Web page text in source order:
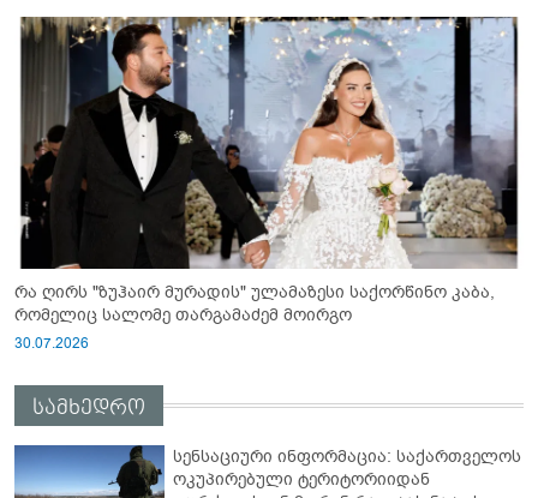
რა ღირს "ზუჰაირ მურადის" ულამაზესი საქორწინო კაბა,
რომელიც სალომე თარგამაძემ მოირგო
30.07.2026
სამხედრო
სენსაციური ინფორმაცია: საქართველოს
ოკუპირებული ტერიტორიიდან